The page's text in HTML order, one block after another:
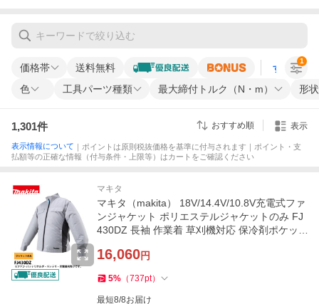
価格帯 送料無料 すべての条
色 工具パーツ種類 最大締付トルク（N・m） 形状
1
1,301件 おすすめ順 表示
表示情報について ｜ポイントは原則税抜価格を基準に付与されます｜ポイント・支
払額等の正確な情報（付与条件・上限等）はカートをご確認ください
マキタ
マキタ（makita） 18V/14.4V/10.8V充電式ファ
ンジャケット ポリエステルジャケットのみ FJ
430DZ 長袖 作業着 草刈機対応 保冷剤ポケッ
16,060円
5% （737pt）
最短8/8お届け